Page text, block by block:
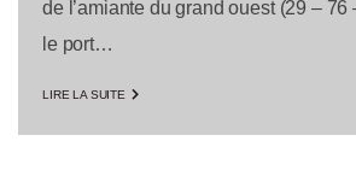
de l’amiante du grand ouest (29 –
le port…
LIRE LA SUITE